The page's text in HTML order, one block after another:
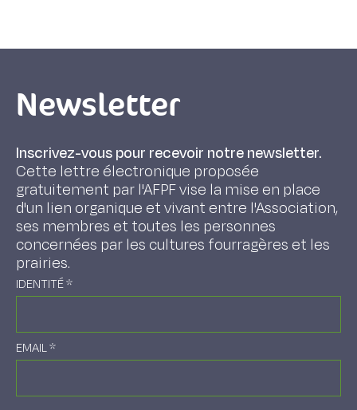
Newsletter
Inscrivez-vous pour recevoir notre newsletter.
Cette lettre électronique proposée
gratuitement par l'AFPF vise la mise en place
d'un lien organique et vivant entre l'Association,
ses membres et toutes les personnes
concernées par les cultures fourragères et les
prairies.
IDENTITÉ*
EMAIL*